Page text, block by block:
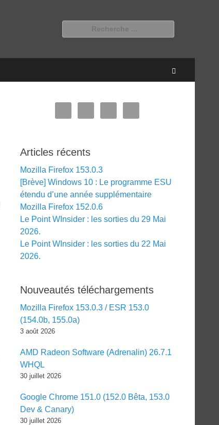
Articles récents
Mozilla Firefox 153.0.3
[Brève] Windows 10 : Le programme ESU
étendu d’une année supplémentaire
Mozilla Firefox 152.0.6
Le Point WInsider : les sorties du 29 Mai
2026.
Le Point WInsider : les sorties du 22 Mai
2026.
Nouveautés téléchargements
Mozilla Firefox 153.0.3 / ESR 153.0
(154.0b, 155.0a)
3 août 2026
AMD Radeon Software (Adrenalin) 26.7.1
WHQL
30 juillet 2026
Google Chrome 151.0 (152.0 Bêta, 153.0
Dev & Canary)
30 juillet 2026